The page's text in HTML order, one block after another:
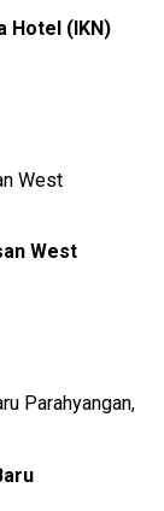
Hotel (IKN)
West